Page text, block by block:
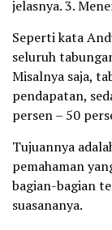
jelasnya. 3.
Seperti kata
seluruh
Misalnya saja,
pendapatan,
persen – 50
Tujuannya
pemahaman
bagian-bagian
suasananya.